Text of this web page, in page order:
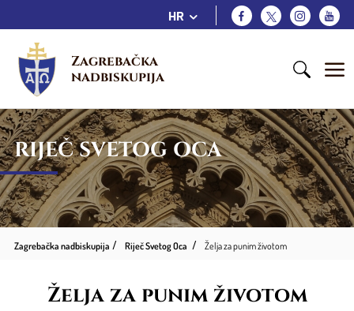
HR
Zagrebačka
nadbiskupija
RIJEČ SVETOG OCA
Zagrebačka nadbiskupija Riječ Svetog Oca Želja za punim životom
Želja za punim životom